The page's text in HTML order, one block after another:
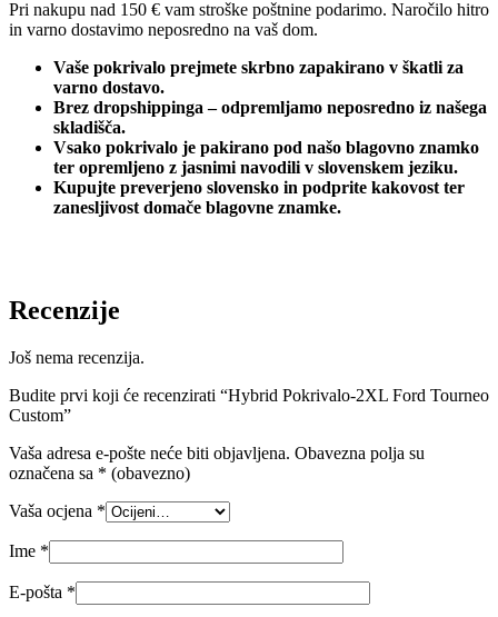
Pri nakupu nad 150 € vam stroške poštnine podarimo. Naročilo hitro
in varno dostavimo neposredno na vaš dom.
Vaše pokrivalo prejmete skrbno zapakirano v škatli za
varno dostavo.
Brez dropshippinga – odpremljamo neposredno iz našega
skladišča.
Vsako pokrivalo je pakirano pod našo blagovno znamko
ter opremljeno z jasnimi navodili v slovenskem jeziku.
Kupujte preverjeno slovensko in podprite kakovost ter
zanesljivost domače blagovne znamke.
Recenzije
Još nema recenzija.
Budite prvi koji će recenzirati “Hybrid Pokrivalo-2XL Ford Tourneo
Custom”
Vaša adresa e-pošte neće biti objavljena. Obavezna polja su
označena sa * (obavezno)
Vaša ocjena *
Ime *
E-pošta *